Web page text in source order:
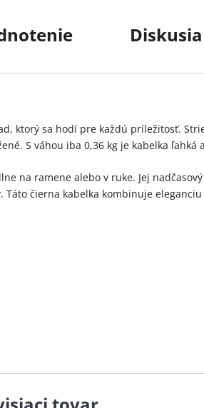
Diskusia
ktorý sa hodí pre každú príležitosť.
S váhou iba 0,36 kg je kabelka
na ramene alebo v ruke. Jej
čierna kabelka kombinuje